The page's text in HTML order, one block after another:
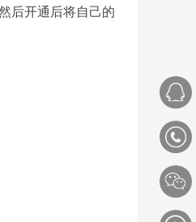
后开通后将自己的